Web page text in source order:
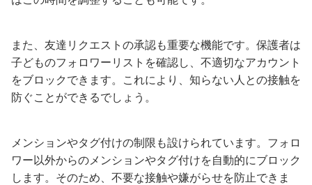
また、友達リクエストの承認も重要な機能です。保護者は
子どものフォロワーリストを確認し、不適切なアカウント
をブロックできます。これにより、知らない人との接触を
防ぐことができるでしょう。
メンションやタグ付けの制限も設けられています。フォロ
ワー以外からのメンションやタグ付けを自動的にブロック
します。そのため、不要な接触や嫌がらせを防止できま